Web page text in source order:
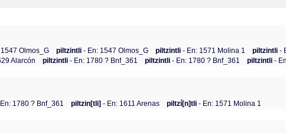
Olmos_G piltzintli- En: 1547 Olmos_G piltzintli- En: 1571 Molina 1 piltzintli-
Alarcón piltzintli- En: 1780 ? Bnf_361 piltzintli- En: 1780 ? Bnf_361 piltzintli-
1780 ? Bnf_361 piltzin[tli] - En: 1611 Arenas piltzí[n]tli - En: 1571 Molina 1